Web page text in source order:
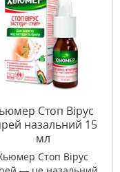
Стоп Вірус
назальний 15
мл
Стоп Вірус